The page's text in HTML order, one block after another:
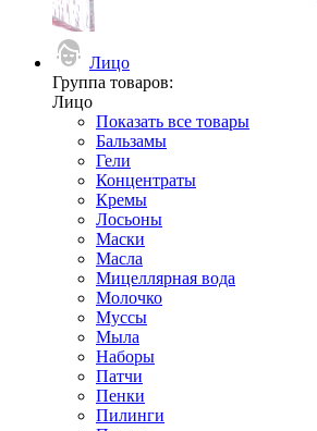
Лицо
Группа товаров:
Лицо
Показать все товары
Бальзамы
Гели
Концентраты
Кремы
Лосьоны
Маски
Масла
Мицеллярная вода
Молочко
Муссы
Мыла
Наборы
Патчи
Пенки
Пилинги